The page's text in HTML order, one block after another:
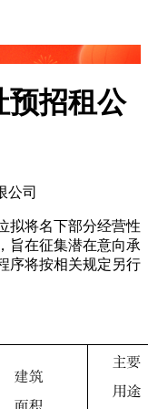
预招租公
公司
拟将名下部分经营性
旨在征集潜在意向承
序将按相关规定另行